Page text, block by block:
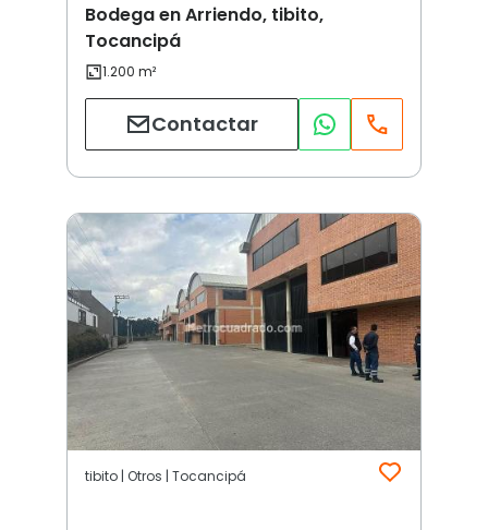
Bodega en Arriendo, tibito,
Tocancipá
Contactar
tibito | Otros | Tocancipá